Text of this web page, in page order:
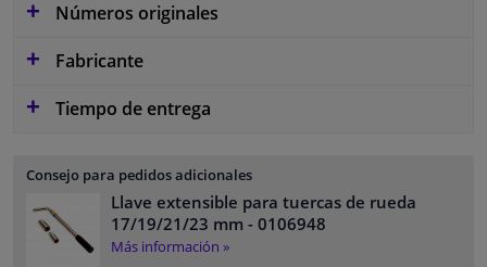
Números originales
Fabricante
Tiempo de entrega
Consejo para pedidos adicionales
Llave extensible para tuercas de rueda
17/19/21/23 mm - 0106948
Más información »